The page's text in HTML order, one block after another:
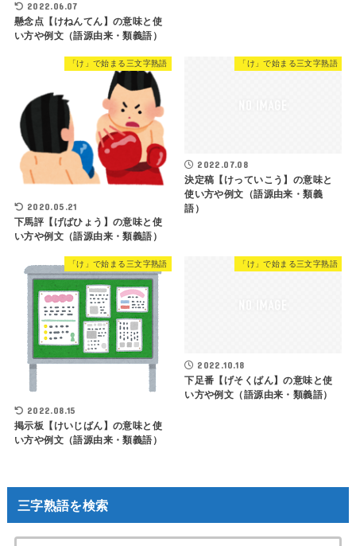
2022.06.07
懸念点【けねんてん】の意味と使
い方や例文（語源由来・類義語）
「け」で始まる三文字熟語
2020.05.21
下馬評【げばひょう】の意味と使
い方や例文（語源由来・類義語）
「け」で始まる三文字熟語
2022.07.08
決定稿【けっていこう】の意味と
使い方や例文（語源由来・類義
語）
「け」で始まる三文字熟語
2022.08.15
掲示板【けいじばん】の意味と使
い方や例文（語源由来・類義語）
「け」で始まる三文字熟語
2022.10.18
下足番【げそくばん】の意味と使
い方や例文（語源由来・類義語）
三字熟語を検索